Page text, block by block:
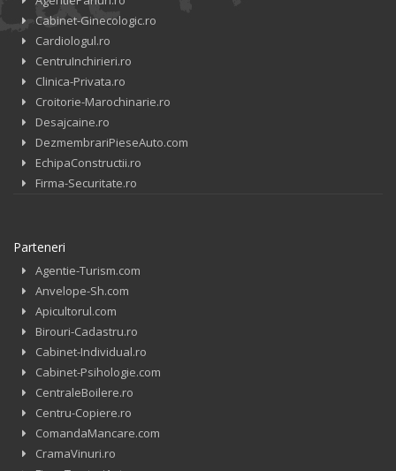
Cabinet-Ginecologic.ro
Cardiologul.ro
CentruInchirieri.ro
Clinica-Privata.ro
Croitorie-Marochinarie.ro
Desajcaine.ro
DezmembrariPieseAuto.com
EchipaConstructii.ro
Firma-Securitate.ro
Parteneri
Agentie-Turism.com
Anvelope-Sh.com
Apicultorul.com
Birouri-Cadastru.ro
Cabinet-Individual.ro
Cabinet-Psihologie.com
CentraleBoilere.ro
Centru-Copiere.ro
ComandaMancare.com
CramaVinuri.ro